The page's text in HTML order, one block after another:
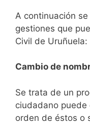
A continuación
gestiones que
Civil de Uruñuela:
Cambio de
Se trata de un
ciudadano puede
orden de éstos o